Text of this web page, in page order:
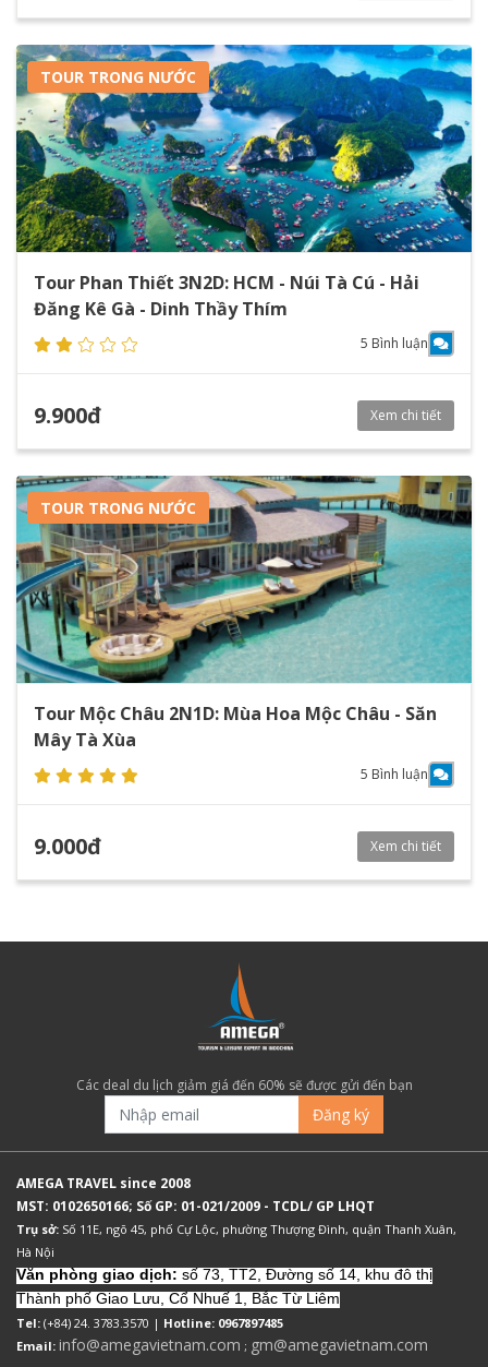
TOUR TRONG NƯỚC
Tour Phan Thiết 3N2D: HCM - Núi Tà Cú - Hải
Đăng Kê Gà - Dinh Thầy Thím
5 Bình luận
9.900đ Xem chi tiết
TOUR TRONG NƯỚC
Tour Mộc Châu 2N1D: Mùa Hoa Mộc Châu - Săn
Mây Tà Xùa
5 Bình luận
9.000đ Xem chi tiết
Các deal du lịch giảm giá đến 60% sẽ được gửi đến bạn
Đăng ký
AMEGA TRAVEL since 2008
MST: 0102650166; Số GP: 01-021/2009 - TCDL/ GP LHQT
Trụ sở: Số 11E, ngõ 45, phố Cự Lộc, phường Thượng Đình, quận Thanh Xuân,
Hà Nội
Văn phòng giao dịch: số 73, TT2, Đường số 14, khu đô thị
Thành phố Giao Lưu, Cổ Nhuế 1, Bắc Từ Liêm
Tel: (+84) 24. 3783.3570 | Hotline: 0967897485
Email: info@amegavietnam.com ; gm@amegavietnam.com